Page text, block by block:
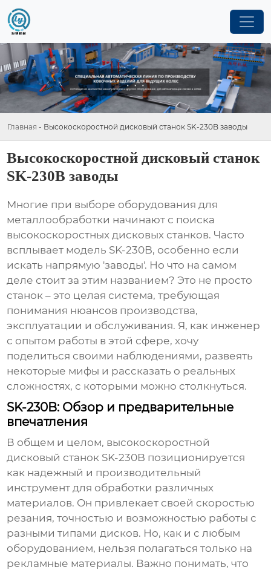
Главная - Высокоскоростной дисковый станок SK-230B заводы
Высокоскоростной дисковый станок
SK-230B заводы
Многие при выборе оборудования для
металлообработки начинают с поиска
высокоскоростных дисковых станков. Часто
всплывает модель SK-230B, особенно если
искать напрямую 'заводы'. Но что на самом
деле стоит за этим названием? Это не просто
станок – это целая система, требующая
понимания нюансов производства,
эксплуатации и обслуживания. Я, как инженер
с опытом работы в этой сфере, хочу
поделиться своими наблюдениями, развеять
некоторые мифы и рассказать о реальных
сложностях, с которыми можно столкнуться.
SK-230B: Обзор и предварительные
впечатления
В общем и целом, высокоскоростной
дисковый станок SK-230B позиционируется
как надежный и производительный
инструмент для обработки различных
материалов. Он привлекает своей скоростью
резания, точностью и возможностью работы с
разными типами дисков. Но, как и с любым
оборудованием, нельзя полагаться только на
рекламные материалы. Важно понимать, что